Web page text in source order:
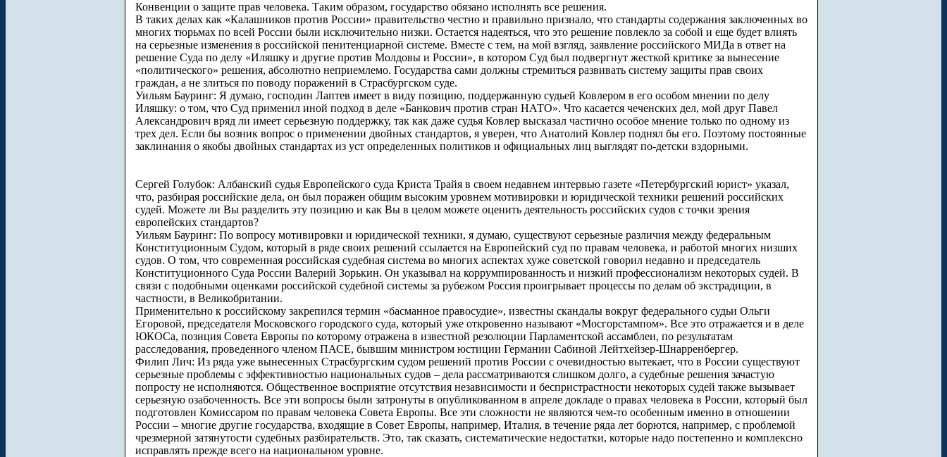
Конвенции о защите прав человека. Таким образом, государство обязано исполнять все решения.
В таких делах как «Калашников против России» правительство честно и правильно признало, что стандарты содержания заключенных во
многих тюрьмах по всей России были исключительно низки. Остается надеяться, что это решение повлекло за собой и еще будет влиять
на серьезные изменения в российской пенитенциарной системе. Вместе с тем, на мой взгляд, заявление российского МИДа в ответ на
решение Суда по делу «Иляшку и другие против Молдовы и России», в котором Суд был подвергнут жесткой критике за вынесение
«политического» решения, абсолютно неприемлемо. Государства сами должны стремиться развивать систему защиты прав своих
граждан, а не злиться по поводу поражений в Страсбургском суде.
Уильям Бауринг: Я думаю, господин Лаптев имеет в виду позицию, поддержанную судьей Ковлером в его особом мнении по делу
Иляшку: о том, что Суд применил иной подход в деле «Банкович против стран НАТО». Что касается чеченских дел, мой друг Павел
Александрович вряд ли имеет серьезную поддержку, так как даже судья Ковлер высказал частично особое мнение только по одному из
трех дел. Если бы возник вопрос о применении двойных стандартов, я уверен, что Анатолий Ковлер поднял бы его. Поэтому постоянные
заклинания о якобы двойных стандартах из уст определенных политиков и официальных лиц выглядят по-детски вздорными.
Сергей Голубок: Албанский судья Европейского суда Криста Трайя в своем недавнем интервью газете «Петербургский юрист» указал,
что, разбирая российские дела, он был поражен общим высоким уровнем мотивировки и юридической техники решений российских
судей. Можете ли Вы разделить эту позицию и как Вы в целом можете оценить деятельность российских судов с точки зрения
европейских стандартов?
Уильям Бауринг: По вопросу мотивировки и юридической техники, я думаю, существуют серьезные различия между федеральным
Конституционным Судом, который в ряде своих решений ссылается на Европейский суд по правам человека, и работой многих низших
судов. О том, что современная российская судебная система во многих аспектах хуже советской говорил недавно и председатель
Конституционного Суда России Валерий Зорькин. Он указывал на коррумпированность и низкий профессионализм некоторых судей. В
связи с подобными оценками российской судебной системы за рубежом Россия проигрывает процессы по делам об экстрадиции, в
частности, в Великобритании.
Применительно к российскому закрепился термин «басманное правосудие», известны скандалы вокруг федерального судьи Ольги
Егоровой, председателя Московского городского суда, который уже откровенно называют «Мосгорстампом». Все это отражается и в деле
ЮКОСа, позиция Совета Европы по которому отражена в известной резолюции Парламентской ассамблеи, по результатам
расследования, проведенного членом ПАСЕ, бывшим министром юстиции Германии Сабиной Лейтхейзер-Шнарренбергер.
Филип Лич: Из ряда уже вынесенных Страсбургским судом решений против России с очевидностью вытекает, что в России существуют
серьезные проблемы с эффективностью национальных судов – дела рассматриваются слишком долго, а судебные решения зачастую
попросту не исполняются. Общественное восприятие отсутствия независимости и беспристрастности некоторых судей также вызывает
серьезную озабоченность. Все эти вопросы были затронуты в опубликованном в апреле докладе о правах человека в России, который был
подготовлен Комиссаром по правам человека Совета Европы. Все эти сложности не являются чем-то особенным именно в отношении
России – многие другие государства, входящие в Совет Европы, например, Италия, в течение ряда лет борются, например, с проблемой
чрезмерной затянутости судебных разбирательств. Это, так сказать, систематические недостатки, которые надо постепенно и комплексно
исправлять прежде всего на национальном уровне.